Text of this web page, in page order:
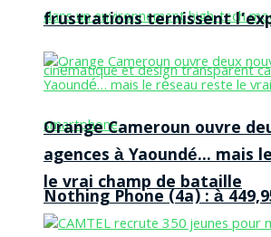
Nothing Phone (4a) : à
frustrations ternissent
Orange Cameroun ouvre
agences à Yaoundé… mais
le vrai champ de bataille